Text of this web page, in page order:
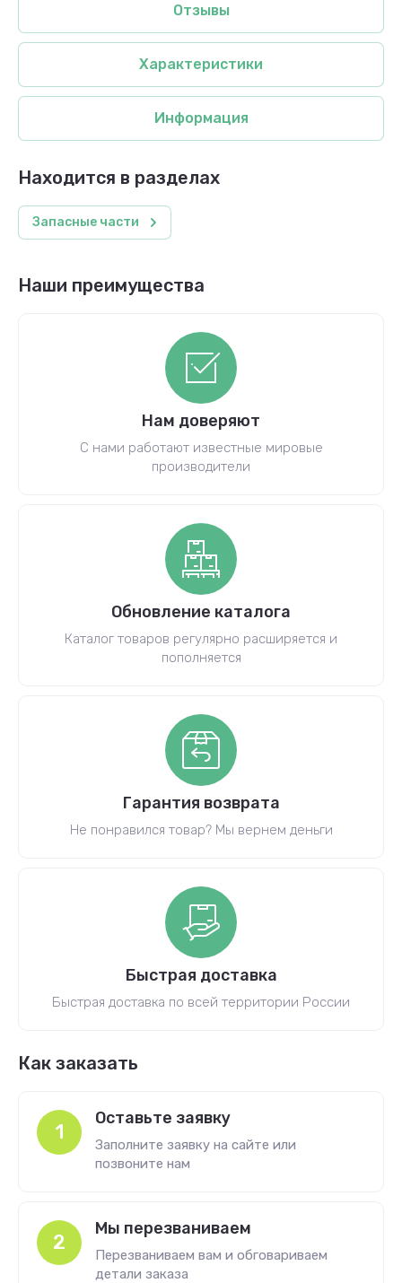
Отзывы
Характеристики
Информация
Находится в разделах
Запасные части
Наши преимущества
Нам доверяют
С нами работают известные мировые
производители
Обновление каталога
Каталог товаров регулярно расширяется и
пополняется
Гарантия возврата
Не понравился товар? Мы вернем деньги
Быстрая доставка
Быстрая доставка по всей территории России
Как заказать
1
Оставьте заявку
Заполните заявку на сайте или
позвоните нам
2
Мы перезваниваем
Перезваниваем вам и обговариваем
детали заказа